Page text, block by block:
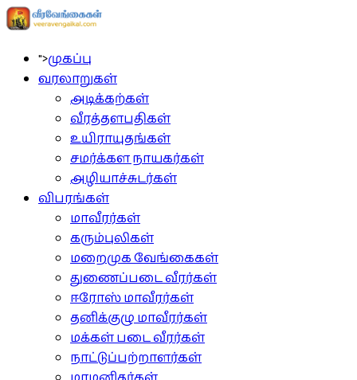
">முகப்பு
வரலாறுகள்
அடிக்கற்கள்
வீரத்தளபதிகள்
உயிராயுதங்கள்
சமர்க்கள நாயகர்கள்
அழியாச்சுடர்கள்
விபரங்கள்
மாவீரர்கள்
கரும்புலிகள்
மறைமுக வேங்கைகள்
துணைப்படை வீரர்கள்
ஈரோஸ் மாவீரர்கள்
தனிக்குழு மாவீரர்கள்
மக்கள் படை வீரர்கள்
நாட்டுப்பற்றாளர்கள்